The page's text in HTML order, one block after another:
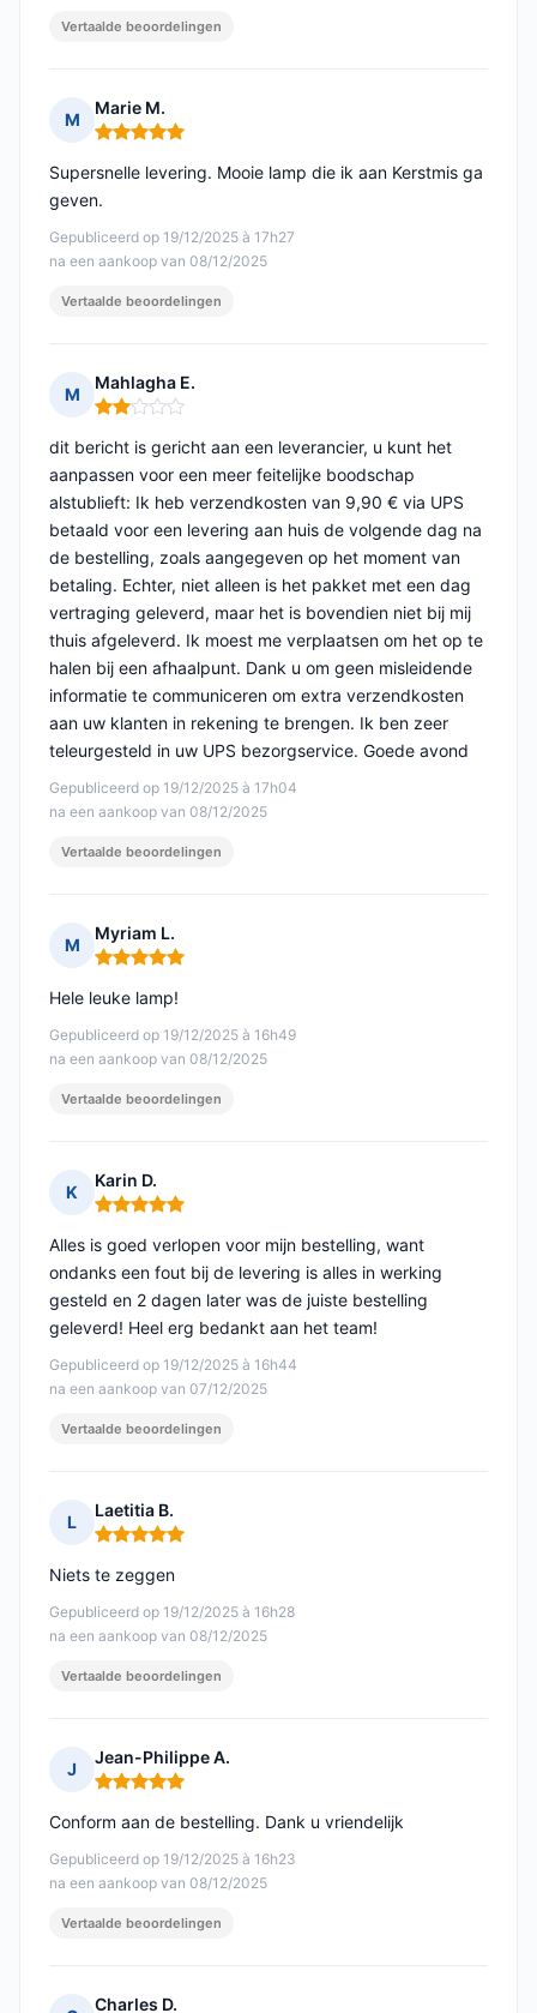
Vertaalde beoordelingen
M
Marie M.
Opmerking: 5 van 5
Gepubliceerd op 19/12/2025 à 17h27
na een aankoop van 08/12/2025
Supersnelle levering. Mooie lamp die ik aan Kerstmis ga
geven.
Vertaalde beoordelingen
M
Mahlagha E.
Opmerking: 2 van 5
Gepubliceerd op 19/12/2025 à 17h04
na een aankoop van 08/12/2025
dit bericht is gericht aan een leverancier, u kunt het
aanpassen voor een meer feitelijke boodschap
alstublieft: Ik heb verzendkosten van 9,90 € via UPS
betaald voor een levering aan huis de volgende dag na
de bestelling, zoals aangegeven op het moment van
betaling. Echter, niet alleen is het pakket met een dag
vertraging geleverd, maar het is bovendien niet bij mij
thuis afgeleverd. Ik moest me verplaatsen om het op te
halen bij een afhaalpunt. Dank u om geen misleidende
informatie te communiceren om extra verzendkosten
aan uw klanten in rekening te brengen. Ik ben zeer
teleurgesteld in uw UPS bezorgservice. Goede avond
Vertaalde beoordelingen
M
Myriam L.
Opmerking: 5 van 5
Gepubliceerd op 19/12/2025 à 16h49
na een aankoop van 08/12/2025
Hele leuke lamp!
Vertaalde beoordelingen
K
Karin D.
Opmerking: 5 van 5
Gepubliceerd op 19/12/2025 à 16h44
na een aankoop van 07/12/2025
Alles is goed verlopen voor mijn bestelling, want
ondanks een fout bij de levering is alles in werking
gesteld en 2 dagen later was de juiste bestelling
geleverd! Heel erg bedankt aan het team!
Vertaalde beoordelingen
L
Laetitia B.
Opmerking: 5 van 5
Gepubliceerd op 19/12/2025 à 16h28
na een aankoop van 08/12/2025
Niets te zeggen
Vertaalde beoordelingen
J
Jean-Philippe A.
Opmerking: 5 van 5
Gepubliceerd op 19/12/2025 à 16h23
na een aankoop van 08/12/2025
Conform aan de bestelling. Dank u vriendelijk
Vertaalde beoordelingen
Charles D.